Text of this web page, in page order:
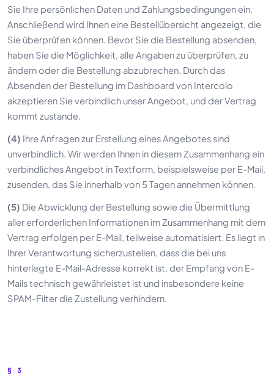
Sie Ihre persönlichen Daten und Zahlungsbedingungen ein.
Anschließend wird Ihnen eine Bestellübersicht angezeigt, die
Sie überprüfen können. Bevor Sie die Bestellung absenden,
haben Sie die Möglichkeit, alle Angaben zu überprüfen, zu
ändern oder die Bestellung abzubrechen. Durch das
Absenden der Bestellung im Dashboard von Intercolo
akzeptieren Sie verbindlich unser Angebot, und der Vertrag
kommt zustande.
(4) Ihre Anfragen zur Erstellung eines Angebotes sind
unverbindlich. Wir werden Ihnen in diesem Zusammenhang ein
verbindliches Angebot in Textform, beispielsweise per E-Mail,
zusenden, das Sie innerhalb von 5 Tagen annehmen können.
(5) Die Abwicklung der Bestellung sowie die Übermittlung
aller erforderlichen Informationen im Zusammenhang mit dem
Vertrag erfolgen per E-Mail, teilweise automatisiert. Es liegt in
Ihrer Verantwortung sicherzustellen, dass die bei uns
hinterlegte E-Mail-Adresse korrekt ist, der Empfang von E-
Mails technisch gewährleistet ist und insbesondere keine
SPAM-Filter die Zustellung verhindern.
§ 3